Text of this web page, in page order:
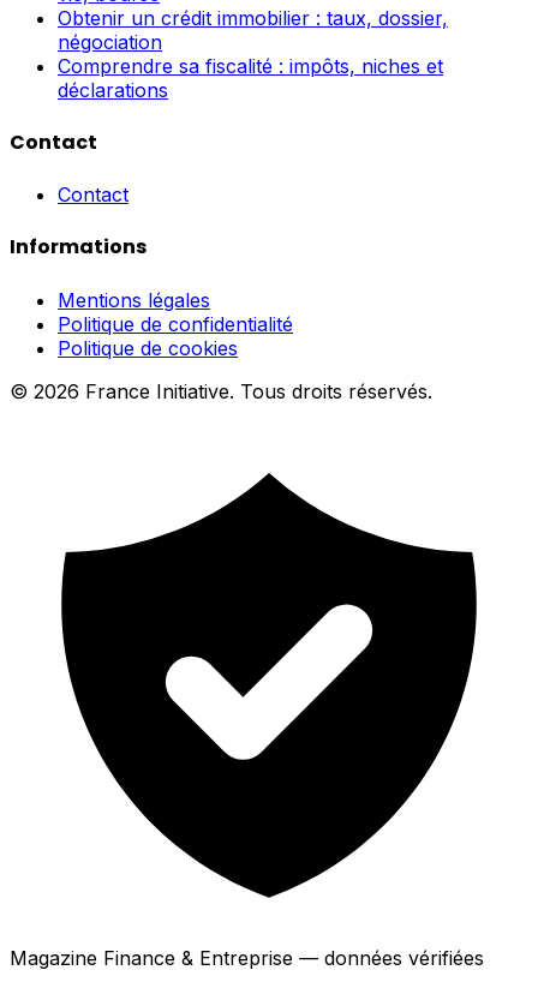
Obtenir un crédit immobilier : taux, dossier,
négociation
Comprendre sa fiscalité : impôts, niches et
déclarations
Contact
Contact
Informations
Mentions légales
Politique de confidentialité
Politique de cookies
© 2026 France Initiative. Tous droits réservés.
Magazine Finance & Entreprise — données vérifiées